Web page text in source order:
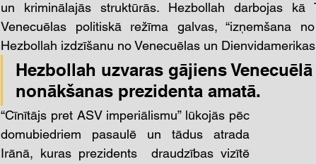
un kriminālajās struktūrās. Hezbollah darbojas kā
Venecuēlas politiskā režīma galvas, “izņemšana
Hezbollah izdzīšanu no Venecuēlas un
Hezbollah uzvaras gājiens
nonākšanas prezidenta amatā.
“Cīnītājs pret ASV imperiālismu” lūkojās pēc
domubiedriem pasaulē un tādus atrada
Irānā, kuras prezidents  draudzības vizītē